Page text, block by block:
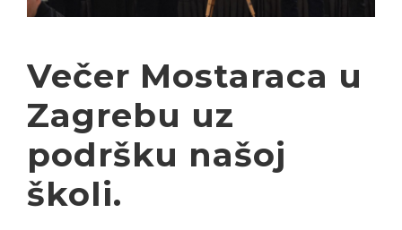
Večer Mostaraca u
Zagrebu uz
podršku našoj
školi.